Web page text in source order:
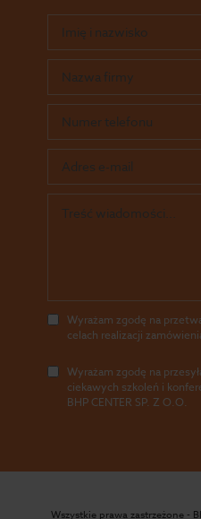
Wyrażam zgodę na
celach realizacji
Wyrażam zgodę na
ciekawych szkoleń i
BHP CENTER SP. Z O.O.
Wszystkie prawa zastrzeżone -